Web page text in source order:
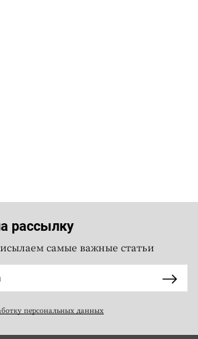
рассылку
самые важные статьи
персональных данных